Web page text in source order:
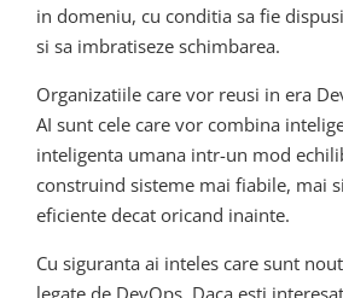
in domeniu, cu conditia sa fie
si sa imbratiseze schimbarea.
Organizatiile care vor reusi in era
AI sunt cele care vor combina
inteligenta umana intr-un mod
construind sisteme mai fiabile, mai
eficiente decat oricand inainte.
Cu siguranta ai inteles care sunt